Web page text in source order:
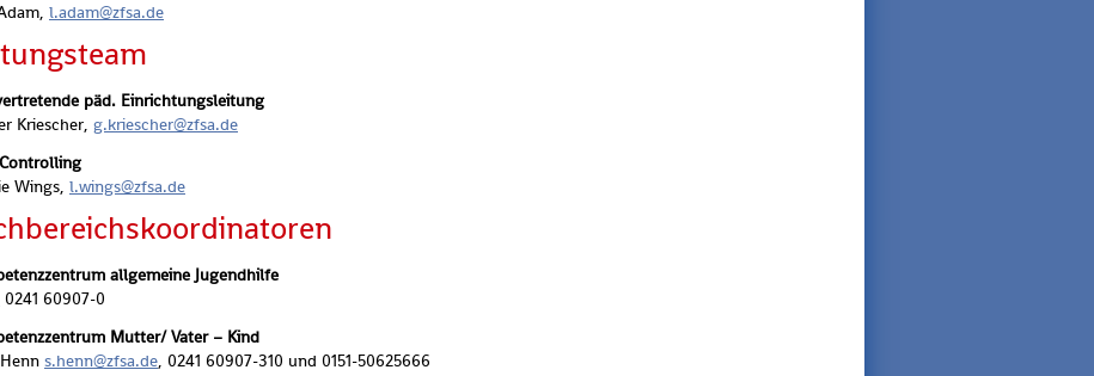
l.​adam@​zfsa.​de
päd. Ein­rich­tungs­lei­tung
Krie­scher, g.​kriescher@​zfsa.​de
Wings, l.​wings@​zfsa.​de
all­ge­mei­ne Ju­gend­hil­fe
0241 60907-0
Mut­ter/ Vater – Kind
s.​henn@​zfsa.​de, 0241 60907-310 und 0151-50625666